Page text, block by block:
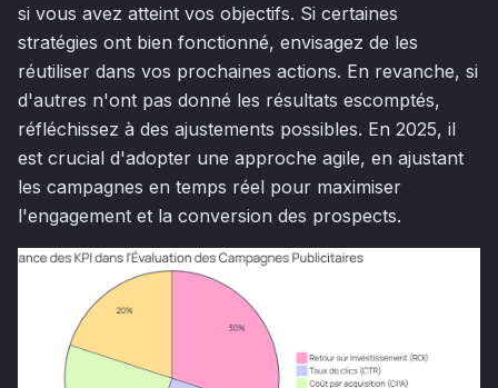
si vous avez atteint vos objectifs. Si certaines
stratégies ont bien fonctionné, envisagez de les
réutiliser dans vos prochaines actions. En revanche, si
d'autres n'ont pas donné les résultats escomptés,
réfléchissez à des ajustements possibles. En 2025, il
est crucial d'adopter une approche agile, en ajustant
les campagnes en temps réel pour maximiser
l'engagement et la conversion des prospects.